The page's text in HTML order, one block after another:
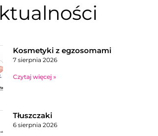
Kosmetyki z egzosomami
7 sierpnia 2026
Czytaj więcej »
Tłuszczaki
6 sierpnia 2026